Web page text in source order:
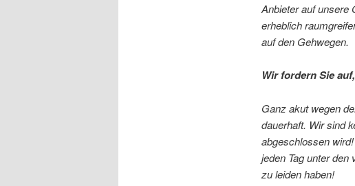
Anbieter auf unsere
erheblich
auf den Gehwegen.
Wir fordern Sie
Ganz akut wegen
dauerhaft. Wir sind
abgeschlossen
jeden Tag unter den
zu leiden haben!